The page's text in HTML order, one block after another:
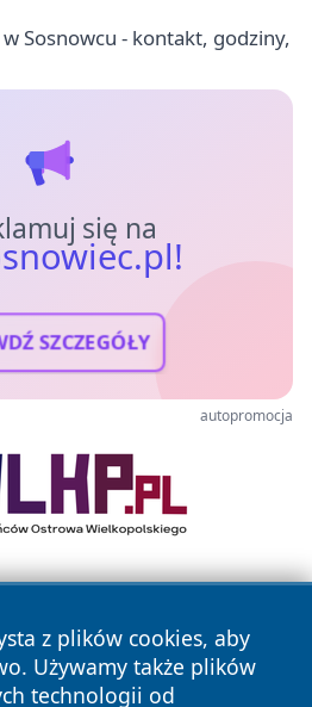
Sosnowcu - kontakt, godziny,
się na
SZCZEGÓŁY
autopromocja
z plików cookies, aby
Używamy także plików
technologii od